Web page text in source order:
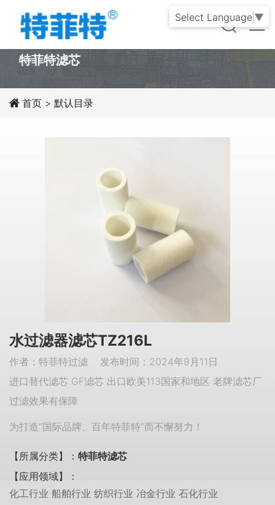
PRODUCT
特菲特滤芯
首页 > 默认目录
水过滤器滤芯TZ216L
作者：特菲特过滤 发布时间：2024年9月11日
进口替代滤芯 GF滤芯 出口欧美113国家和地区 老牌滤芯厂
过滤效果有保障
为打造“国际品牌、百年特菲特”而不懈努力！
【所属分类】： 特菲特滤芯
【应用领域】：
化工行业 船舶行业 纺织行业 冶金行业 石化行业
Select Language ▼